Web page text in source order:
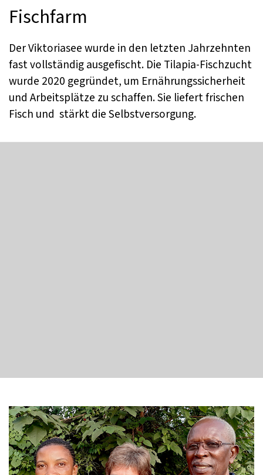
Fischfarm
Der Viktoriasee wurde in den letzten Jahrzehnten
fast vollständig ausgefischt. Die Tilapia-Fischzucht
wurde 2020 gegründet, um Ernährungssicherheit
und Arbeitsplätze zu schaffen. Sie liefert frischen
Fisch und stärkt die Selbstversorgung.